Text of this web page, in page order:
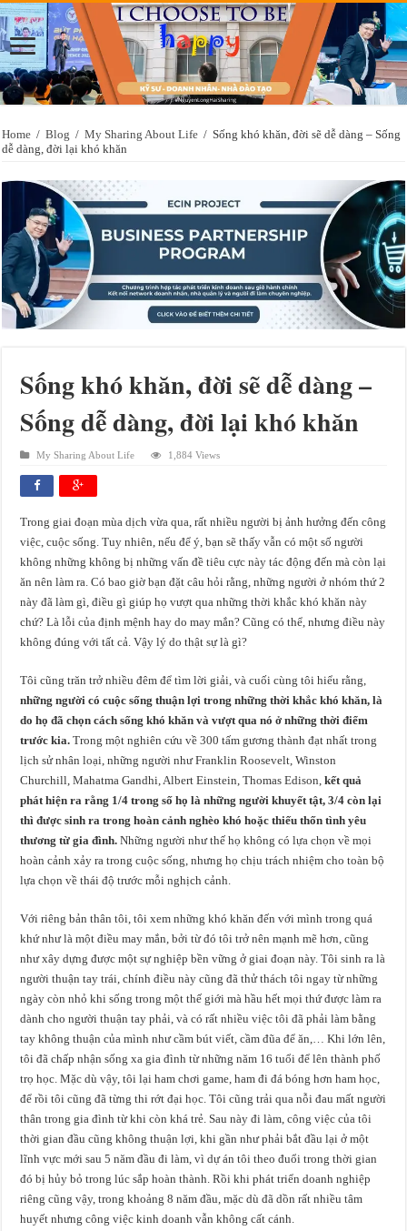
Home / Blog / My Sharing About Life / Sống khó khăn, đời sẽ dễ dàng – Sống
dễ dàng, đời lại khó khăn
Sống khó khăn, đời sẽ dễ dàng –
Sống dễ dàng, đời lại khó khăn
My Sharing About Life 1,884 Views
Trong giai đoạn mùa dịch vừa qua, rất nhiều người bị ảnh hưởng đến công
việc, cuộc sống. Tuy nhiên, nếu để ý, bạn sẽ thấy vẫn có một số người
không những không bị những vấn đề tiêu cực này tác động đến mà còn lại
ăn nên làm ra. Có bao giờ bạn đặt câu hỏi rằng, những người ở nhóm thứ 2
này đã làm gì, điều gì giúp họ vượt qua những thời khắc khó khăn này
chứ? Là lỗi của định mệnh hay do may mắn? Cũng có thể, nhưng điều này
không đúng với tất cả. Vậy lý do thật sự là gì?
Tôi cũng trăn trở nhiều đêm để tìm lời giải, và cuối cùng tôi hiểu rằng,
những người có cuộc sống thuận lợi trong những thời khắc khó khăn, là
do họ đã chọn cách sống khó khăn và vượt qua nó ở những thời điểm
trước kia. Trong một nghiên cứu về 300 tấm gương thành đạt nhất trong
lịch sử nhân loại, những người như Franklin Roosevelt, Winston
Churchill, Mahatma Gandhi, Albert Einstein, Thomas Edison,kết quả
phát hiện ra rằng 1/4 trong số họ là những người khuyết tật, 3/4 còn lại
thì được sinh ra trong hoàn cảnh nghèo khó hoặc thiếu thốn tình yêu
thương từ gia đình. Những người như thế họ không có lựa chọn về mọi
hoàn cảnh xảy ra trong cuộc sống, nhưng họ chịu trách nhiệm cho toàn bộ
lựa chọn về thái độ trước mỗi nghịch cảnh.
Với riêng bản thân tôi, tôi xem những khó khăn đến với mình trong quá
khứ như là một điều may mắn, bởi từ đó tôi trở nên mạnh mẽ hơn, cũng
như xây dựng được một sự nghiệp bền vững ở giai đoạn này. Tôi sinh ra là
người thuận tay trái, chính điều này cũng đã thử thách tôi ngay từ những
ngày còn nhỏ khi sống trong một thế giới mà hầu hết mọi thứ được làm ra
dành cho người thuận tay phải, và có rất nhiều việc tôi đã phải làm bằng
tay không thuận của mình như cầm bút viết, cầm đũa để ăn,… Khi lớn lên,
tôi đã chấp nhận sống xa gia đình từ những năm 16 tuổi để lên thành phố
trọ học. Mặc dù vậy, tôi lại ham chơi game, ham đi đá bóng hơn ham học,
để rồi tôi cũng đã từng thi rớt đại học. Tôi cũng trải qua nỗi đau mất người
thân trong gia đình từ khi còn khá trẻ. Sau này đi làm, công việc của tôi
thời gian đầu cũng không thuận lợi, khi gần như phải bắt đầu lại ở một
lĩnh vực mới sau 5 năm đầu đi làm, vì dự án tôi theo đuổi trong thời gian
đó bị hủy bỏ trong lúc sắp hoàn thành. Rồi khi phát triển doanh nghiệp
riêng cũng vậy, trong khoảng 8 năm đầu, mặc dù đã dồn rất nhiều tâm
huyết nhưng công việc kinh doanh vẫn không cất cánh.